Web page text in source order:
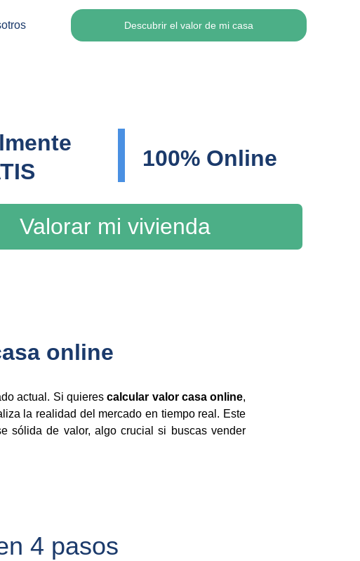
Descubrir el valor de mi casa
Valorar mi vivienda
100% Online
online
actual. Si quierescalcular valor casa online,
la realidad del mercado en tiempo real. Este
sólida de valor, algo crucial si buscas vender
4 pasos